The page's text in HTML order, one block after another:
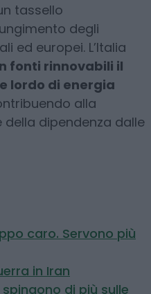
tassello
degli
ed europei. L’Italia
fonti rinnovabili il
lordo di energia
alla
della dipendenza dalle
caro. Servono più
in Iran
di più sulle